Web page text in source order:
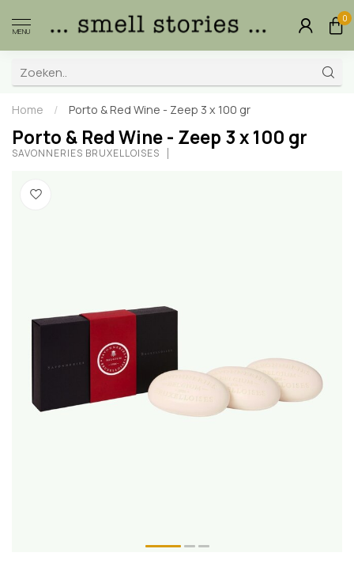
MENU
0
Home / Porto & Red Wine - Zeep 3 x 100 gr
Porto & Red Wine - Zeep 3 x 100 gr
SAVONNERIES BRUXELLOISES